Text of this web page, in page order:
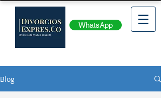
WhatsApp
Blog